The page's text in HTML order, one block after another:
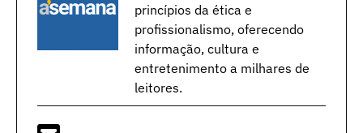
princípios da ética e
profissionalismo, oferecendo
informação, cultura e
entretenimento a milhares de
leitores.